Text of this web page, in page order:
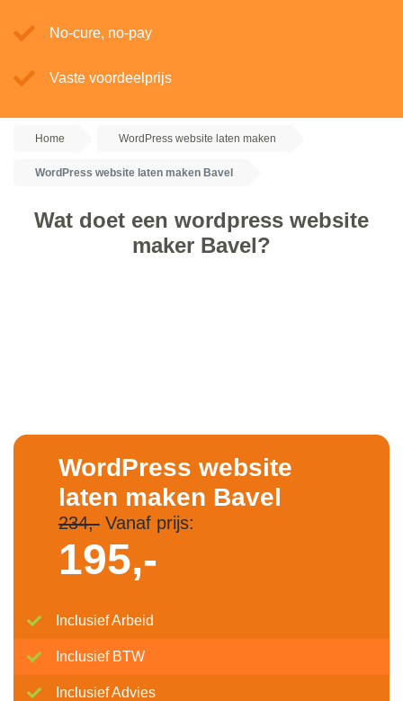
No-cure, no-pay
Vaste voordeelprijs
Home WordPress website laten maken
WordPress website laten maken Bavel
Wat doet een wordpress website
maker Bavel?
WordPress website
laten maken Bavel
234,-Vanaf prijs:
195,-
Inclusief Arbeid
Inclusief BTW
Inclusief Advies